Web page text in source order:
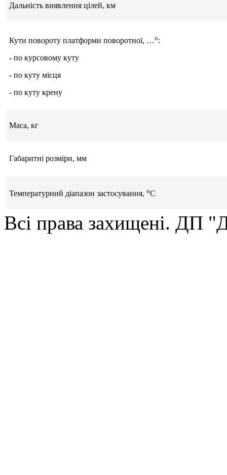
Дальність виявлення цілей, км
Кути повороту платформи поворотної, …o:
- по курсовому куту
- по куту місця
- по куту крену
Маса, кг
Габаритні розміри, мм
Температурний діапазон застосування, oC
Всі права захищені.